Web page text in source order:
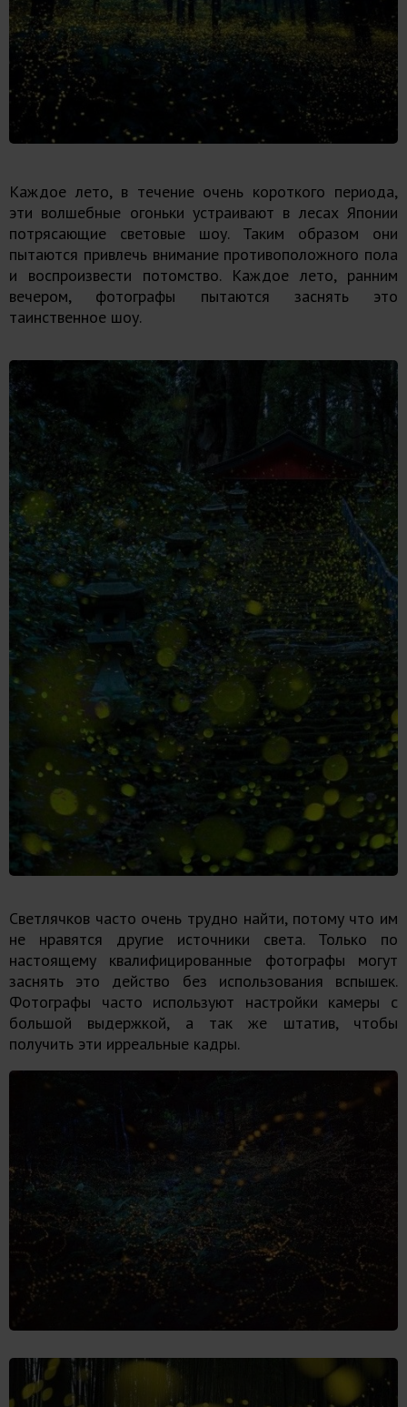
Каждое лето, в течение очень короткого периода,
эти волшебные огоньки устраивают в лесах Японии
потрясающие световые шоу. Таким образом они
пытаются привлечь внимание противоположного пола
и воспроизвести потомство. Каждое лето, ранним
вечером, фотографы пытаются заснять это
таинственное шоу.
Светлячков часто очень трудно найти, потому что им
не нравятся другие источники света. Только по
настоящему квалифицированные фотографы могут
заснять это действо без использования вспышек.
Фотографы часто используют настройки камеры с
большой выдержкой, а так же штатив, чтобы
получить эти ирреальные кадры.